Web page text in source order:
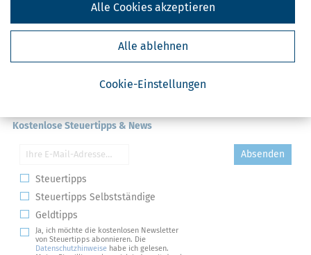
Cookie-Einstellungen
Alle ablehnen
Alle Cookies akzeptieren
Kostenlose Steuertipps & News
Absenden
Steuertipps
Steuertipps Selbstständige
Geldtipps
Ja, ich möchte die kostenlosen Newsletter
von Steuertipps abonnieren. Die
Datenschutzhinweise habe ich gelesen.